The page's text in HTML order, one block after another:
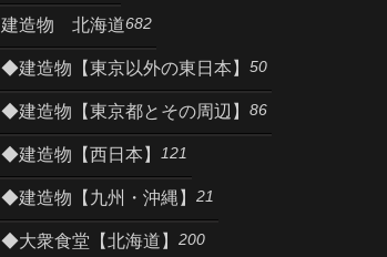
建造物 北海道682
◆建造物【東京以外の東日本】 50
◆建造物【東京都とその周辺】 86
◆建造物【西日本】 121
◆建造物【九州・沖縄】 21
◆大衆食堂【北海道】 200